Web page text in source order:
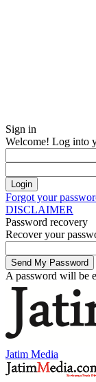
Sign in
Welcome! Log into
Forgot your
DISCLAIMER
Password recovery
Recover your
A password will be
Jatim Media